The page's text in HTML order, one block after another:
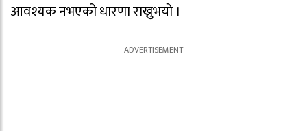
आवश्यक नभएको धारणा राख्नुभयो ।